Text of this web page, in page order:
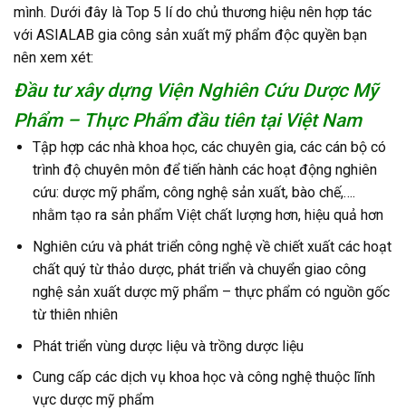
mình. Dưới đây là Top 5 lí do chủ thương hiệu nên hợp tác
với ASIALAB gia công sản xuất mỹ phẩm độc quyền bạn
nên xem xét:
Đầu tư xây dựng Viện Nghiên Cứu Dược Mỹ
Phẩm – Thực Phẩm đầu tiên tại Việt Nam
Tập hợp các nhà khoa học, các chuyên gia, các cán bộ có
trình độ chuyên môn để tiến hành các hoạt động nghiên
cứu: dược mỹ phẩm, công nghệ sản xuất, bào chế,….
nhằm tạo ra sản phẩm Việt chất lượng hơn, hiệu quả hơn
Nghiên cứu và phát triển công nghệ về chiết xuất các hoạt
chất quý từ thảo dược, phát triển và chuyển giao công
nghệ sản xuất dược mỹ phẩm – thực phẩm có nguồn gốc
từ thiên nhiên
Phát triển vùng dược liệu và trồng dược liệu
Cung cấp các dịch vụ khoa học và công nghệ thuộc lĩnh
vực dược mỹ phẩm